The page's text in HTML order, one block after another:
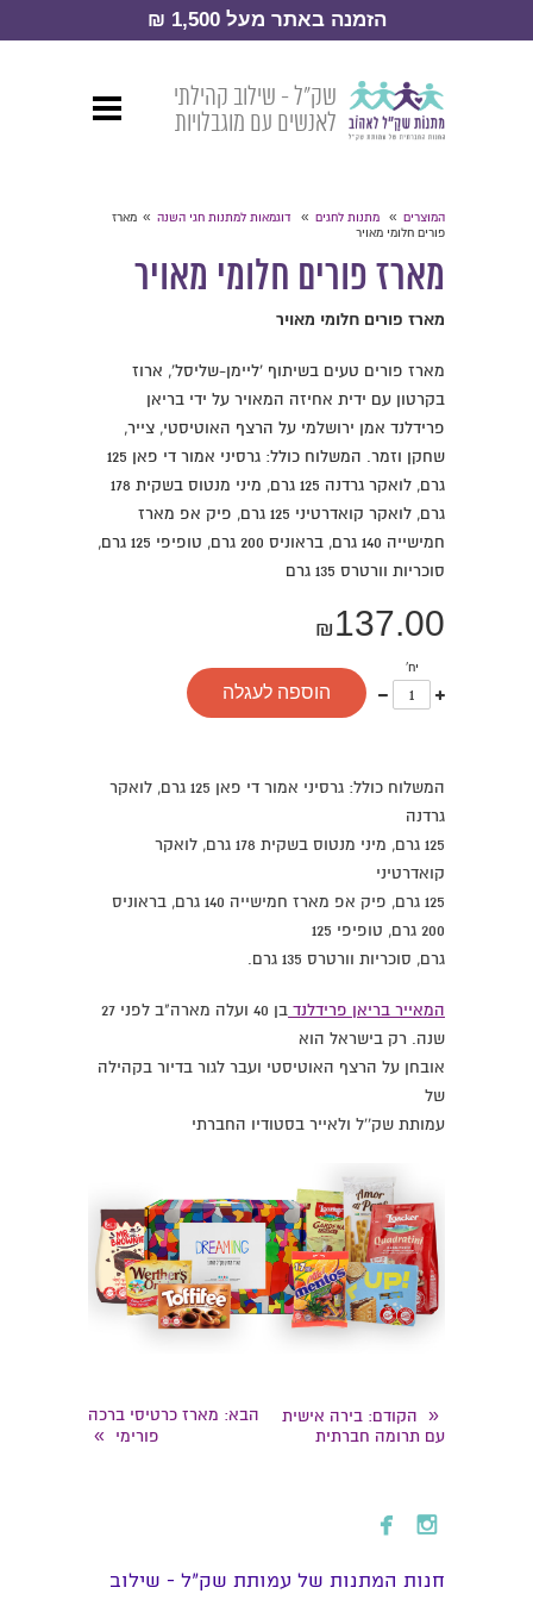
הזמנה באתר מעל 1,500 ₪
שק״ל - שילוב קהילתי
לאנשים עם מוגבלויות
המוצרים » מתנות לחגים » דוגמאות למתנות חגי השנה » מארז
פורים חלומי מאויר
מארז פורים חלומי מאויר
מארז פורים חלומי מאויר
מארז פורים טעים בשיתוף 'ליימן-שליסל', ארוז
בקרטון עם ידית אחיזה המאויר על ידי בריאן
פרידלנד אמן ירושלמי על הרצף האוטיסטי, צייר,
שחקן וזמר. המשלוח כולל: גרסיני אמור די פאן 125
גרם, לואקר גרדנה 125 גרם, מיני מנטוס בשקית 178
גרם, לואקר קואדרטיני 125 גרם, פיק אפ מארז
חמישייה 140 גרם, בראוניס 200 גרם, טופיפי 125 גרם,
סוכריות וורטרס 135 גרם
₪137.00
יח'
אחד
פחות
אחד
הוספה לעגלה
המשלוח כולל: גרסיני אמור די פאן 125 גרם, לואקר
גרדנה
125 גרם, מיני מנטוס בשקית 178 גרם, לואקר
קואדרטיני
125 גרם, פיק אפ מארז חמישייה 140 גרם, בראוניס
200 גרם, טופיפי 125
גרם, סוכריות וורטרס 135 גרם.
המאייר בריאן פרידלנד
בן 40 ועלה מארה"ב לפני 27
שנה. רק בישראל הוא
אובחן על הרצף האוטיסטי ועבר לגור בדיור בקהילה
של
עמותת שק''ל ולאייר בסטודיו החברתי
« הקודם: בירה אישית
עם תרומה חברתית
הבא: מארז כרטיסי ברכה
פורימי
»
 
חנות המתנות של עמותת שק״ל - שילוב